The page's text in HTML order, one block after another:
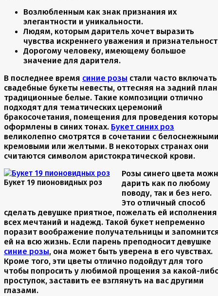
Возлюбленным как знак признания их
элегантности и уникальности.
Людям, которым даритель хочет выразить
чувства искреннего уважения и
Дорогому человеку, имеющему большое
значение для дарителя.
В последнее время синие розы стали часто
свадебные букеты невесты, оттесняя на задний план
традиционные белые. Такие композиции отлично
подходят для тематических церемоний
бракосочетания, помещения для проведения
оформлены в синих тонах. Букет синих роз
великолепно смотрятся в сочетании с
кремовыми или желтыми. В некоторых странах они
считаются символом аристократической крови.
Букет 19 пионовидных роз
Розы синего цвета
дарить как по любому
поводу, так и без него.
Это отличный способ
сделать девушке приятное, пожелать ей исполнения
всех мечтаний и надежд. Такой букет непременно
поразит воображение получательницы и
ей на всю жизнь. Если парень преподносит девушке
синие розы, она может быть уверена в его чувствах.
Кроме того, эти цветы отлично подойдут для того
чтобы попросить у любимой прощения за какой-
проступок, заставить ее взглянуть на вас другими
глазами.